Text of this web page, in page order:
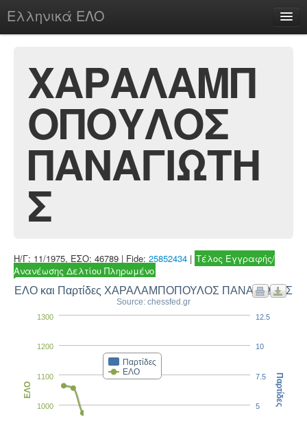
Ελληνικά ΕΛΟ
chesstu.be @ discord
Login
ΧΑΡΑΛΑΜΠ
ΟΠΟΥΛΟΣ
ΠΑΝΑΓΙΩΤΗ
Σ
Η/Γ: 11/1975, ΕΣΟ: 46789 | Fide: 25852434 | Τέλος Εγγραφής/
Ανανέωσης Δελτίου Πληρωμένο
ΕΛΟ και Παρτίδες ΧΑΡΑΛΑΜΠΟΠΟΥΛΟΣ ΠΑΝΑΓΙΩΤΗΣ
Source: chessfed.gr
Παρτίδες
ΕΛΟ
1000
1100
1200
1300
ΕΛΟ
5
7.5
10
12.5
Παρτίδες